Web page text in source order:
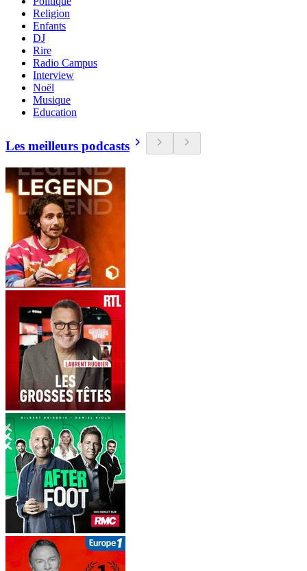
Religion
Enfants
DJ
Rire
Radio Campus
Interview
Noël
Musique
Education
Les meilleurs podcasts